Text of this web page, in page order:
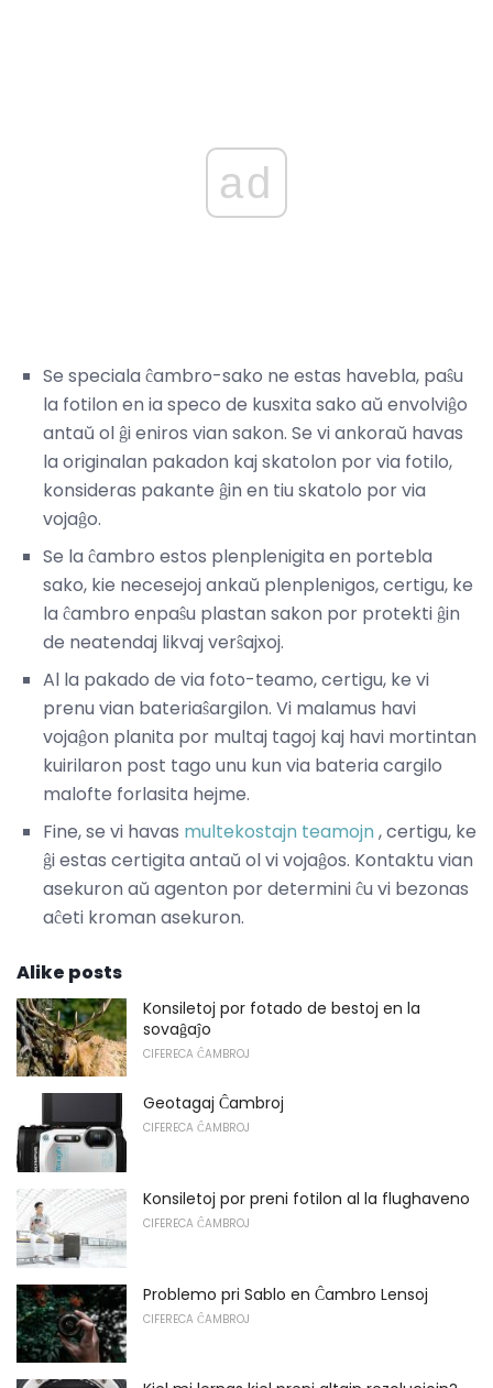
ad
Se speciala ĉambro-sako ne estas havebla, paŝu
la fotilon en ia speco de kusxita sako aŭ envolviĝo
antaŭ ol ĝi eniros vian sakon. Se vi ankoraŭ havas
la originalan pakadon kaj skatolon por via fotilo,
konsideras pakante ĝin en tiu skatolo por via
vojaĝo.
Se la ĉambro estos plenplenigita en portebla
sako, kie necesejoj ankaŭ plenplenigos, certigu, ke
la ĉambro enpaŝu plastan sakon por protekti ĝin
de neatendaj likvaj verŝajxoj.
Al la pakado de via foto-teamo, certigu, ke vi
prenu vian bateriaŝargilon. Vi malamus havi
vojaĝon planita por multaj tagoj kaj havi mortintan
kuirilaron post tago unu kun via bateria cargilo
malofte forlasita hejme.
Fine, se vi havas multekostajn teamojn, certigu, ke
ĝi estas certigita antaŭ ol vi vojaĝos. Kontaktu vian
asekuron aŭ agenton por determini ĉu vi bezonas
aĉeti kroman asekuron.
Alike posts
Konsiletoj por fotado de bestoj en la
sovaĝaĵo
CIFERECA ĈAMBROJ
Geotagaj Ĉambroj
CIFERECA ĈAMBROJ
Konsiletoj por preni fotilon al la flughaveno
CIFERECA ĈAMBROJ
Problemo pri Sablo en Ĉambro Lensoj
CIFERECA ĈAMBROJ